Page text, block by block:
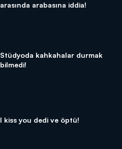
arasında arabasına iddia!
Stüdyoda kahkahalar durmak
bilmedi!
I kiss you dedi ve öptü!